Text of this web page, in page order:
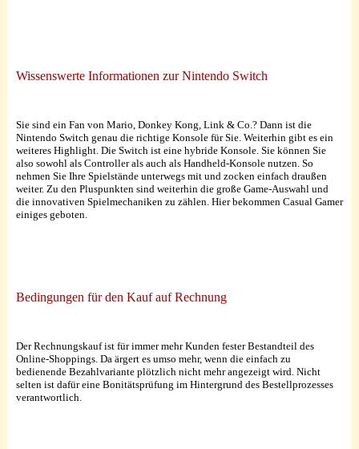
Wissenswerte Informationen zur Nintendo Switch
Sie sind ein Fan von Mario, Donkey Kong, Link & Co.? Dann ist die
Nintendo Switch genau die richtige Konsole für Sie. Weiterhin gibt es ein
weiteres Highlight. Die Switch ist eine hybride Konsole. Sie können Sie
also sowohl als Controller als auch als Handheld-Konsole nutzen. So
nehmen Sie Ihre Spielstände unterwegs mit und zocken einfach draußen
weiter. Zu den Pluspunkten sind weiterhin die große Game-Auswahl und
die innovativen Spielmechaniken zu zählen. Hier bekommen Casual Gamer
einiges geboten.
Bedingungen für den Kauf auf Rechnung
Der Rechnungskauf ist für immer mehr Kunden fester Bestandteil des
Online-Shoppings. Da ärgert es umso mehr, wenn die einfach zu
bedienende Bezahlvariante plötzlich nicht mehr angezeigt wird. Nicht
selten ist dafür eine Bonitätsprüfung im Hintergrund des Bestellprozesses
verantwortlich.